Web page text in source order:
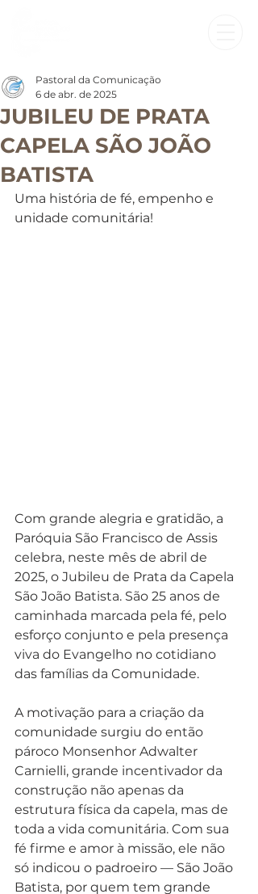
JUBILEU DE PRATA
CAPELA SÃO JOÃO
BATISTA
Pastoral da Comunicação
6 de abr. de 2025
Uma história de fé, empenho e
unidade comunitária!
Com grande alegria e gratidão, a
Paróquia São Francisco de Assis
celebra, neste mês de abril de
2025, o Jubileu de Prata da Capela
São João Batista. São 25 anos de
caminhada marcada pela fé, pelo
esforço conjunto e pela presença
viva do Evangelho no cotidiano
das famílias da Comunidade.
A motivação para a criação da
comunidade surgiu do então
pároco Monsenhor Adwalter
Carnielli, grande incentivador da
construção não apenas da
estrutura física da capela, mas de
toda a vida comunitária. Com sua
fé firme e amor à missão, ele não
só indicou o padroeiro — São João
Batista, por quem tem grande